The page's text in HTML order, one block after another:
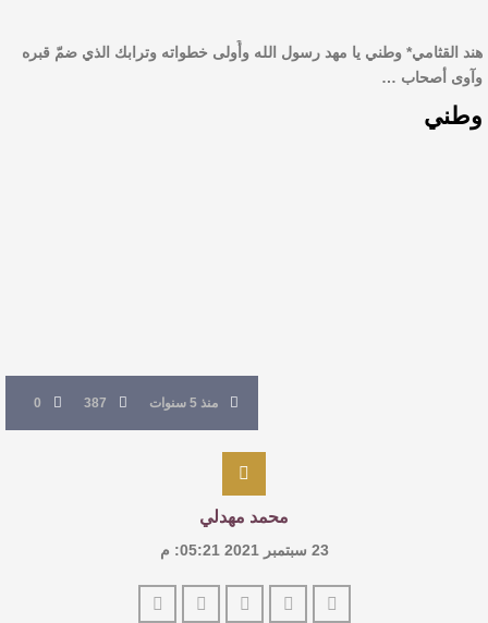
هند القثامي* وطني يا مهد رسول الله وأُولى خطواته وترابك الذي ضمّ قبره
وآوى أصحاب …
وطني
منذ 5 سنوات 387
0
محمد مهدلي
23 سبتمبر 2021 05:21: م